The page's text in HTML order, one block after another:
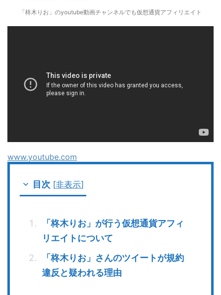
「柊木りお」のyoutube動画チャンネルでも仮想通貨アフィリエイト
www.youtube.com
目次 [非表示]
「柊木りお」が行う仮想通貨アフィ
リエイトについて
「柊木りお」さんのツイートが規約
違反と疑われる理由